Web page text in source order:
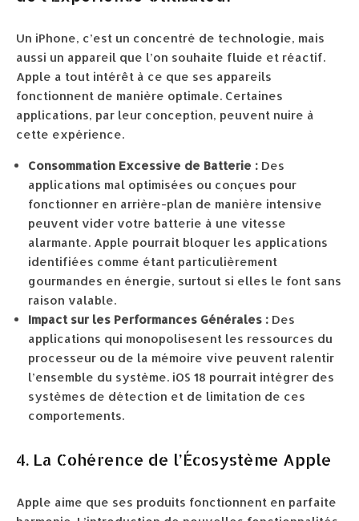
Un iPhone, c’est un concentré de technologie, mais
aussi un appareil que l’on souhaite fluide et réactif.
Apple a tout intérêt à ce que ses appareils
fonctionnent de manière optimale. Certaines
applications, par leur conception, peuvent nuire à
cette expérience.
Consommation Excessive de Batterie : Des
applications mal optimisées ou conçues pour
fonctionner en arrière-plan de manière intensive
peuvent vider votre batterie à une vitesse
alarmante. Apple pourrait bloquer les applications
identifiées comme étant particulièrement
gourmandes en énergie, surtout si elles le font sans
raison valable.
Impact sur les Performances Générales : Des
applications qui monopolisesent les ressources du
processeur ou de la mémoire vive peuvent ralentir
l’ensemble du système. iOS 18 pourrait intégrer des
systèmes de détection et de limitation de ces
comportements.
4. La Cohérence de l’Écosystème Apple
Apple aime que ses produits fonctionnent en parfaite